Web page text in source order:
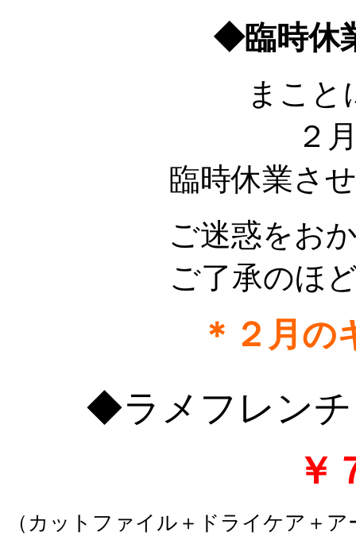
◆臨時休
まこと
２
臨時休業さ
ご迷惑をお
ご了承のほ
＊２月の
◆ラメフレン
￥
（カットファイル＋ドライケア＋